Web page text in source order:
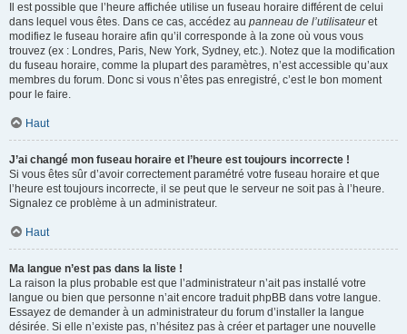
Il est possible que l’heure affichée utilise un fuseau horaire différent de celui
dans lequel vous êtes. Dans ce cas, accédez au panneau de l’utilisateuret
modifiez le fuseau horaire afin qu’il corresponde à la zone où vous vous
trouvez (ex : Londres, Paris, New York, Sydney, etc.). Notez que la modification
du fuseau horaire, comme la plupart des paramètres, n’est accessible qu’aux
membres du forum. Donc si vous n’êtes pas enregistré, c’est le bon moment
pour le faire.
Haut
J’ai changé mon fuseau horaire et l’heure est toujours incorrecte !
Si vous êtes sûr d’avoir correctement paramétré votre fuseau horaire et que
l’heure est toujours incorrecte, il se peut que le serveur ne soit pas à l’heure.
Signalez ce problème à un administrateur.
Haut
Ma langue n’est pas dans la liste !
La raison la plus probable est que l’administrateur n’ait pas installé votre
langue ou bien que personne n’ait encore traduit phpBB dans votre langue.
Essayez de demander à un administrateur du forum d’installer la langue
désirée. Si elle n’existe pas, n’hésitez pas à créer et partager une nouvelle